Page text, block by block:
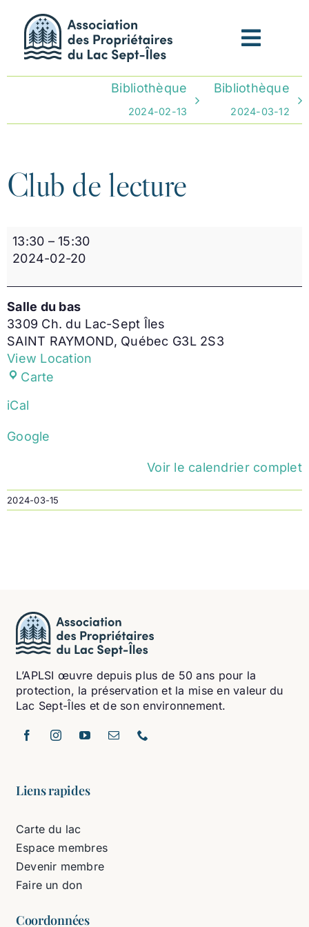
contenu
Bibliothèque
2024-02-13
Bibliothèque
2024-03-12
Club de lecture
Club
de
13:30 –15:30
2024-02-20
Salle du bas
3309 Ch. du Lac-Sept Îles
SAINT RAYMOND, Québec G3L 2S3
View Location
Carte
iCal
Google
Voir le calendrier complet
2024-03-15
L’APLSI œuvre depuis plus de 50 ans pour la
protection, la préservation et la mise en valeur du
Lac Sept-Îles et de son environnement.
Liens rapides
Carte du lac
Espace membres
Devenir membre
Faire un don
Coordonnées